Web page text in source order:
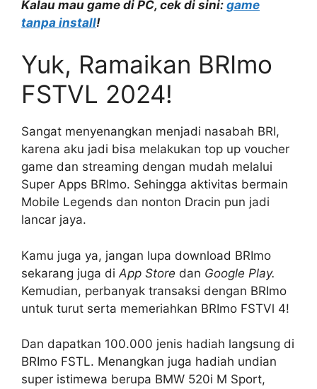
Kalau mau game di PC, cek di sini: game
tanpa install!
Yuk, Ramaikan BRImo
FSTVL 2024!
Sangat menyenangkan menjadi nasabah BRI,
karena aku jadi bisa melakukan top up voucher
game dan streaming dengan mudah melalui
Super Apps BRImo. Sehingga aktivitas bermain
Mobile Legends dan nonton Dracin pun jadi
lancar jaya.
Kamu juga ya, jangan lupa download BRImo
sekarang juga di App Store dan Google Play.
Kemudian, perbanyak transaksi dengan BRImo
untuk turut serta memeriahkan BRImo FSTVl 4!
Dan dapatkan 100.000 jenis hadiah langsung di
BRImo FSTL. Menangkan juga hadiah undian
super istimewa berupa BMW 520i M Sport,